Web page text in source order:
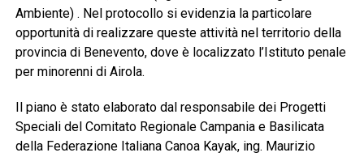
Ambiente) . Nel protocollo si evidenzia la particolare
opportunità di realizzare queste attività nel territorio della
provincia di Benevento, dove è localizzato l’Istituto penale
per minorenni di Airola.
Il piano è stato elaborato dal responsabile dei Progetti
Speciali del Comitato Regionale Campania e Basilicata
della Federazione Italiana Canoa Kayak, ing. Maurizio